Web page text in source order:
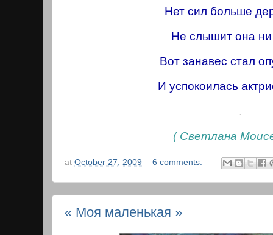
Нет сил больше
Не слышит она ни
Вот занавес стал
И успокоилась
.
( Светлана
at October 27, 2009 6 comments:
« Моя маленькая »